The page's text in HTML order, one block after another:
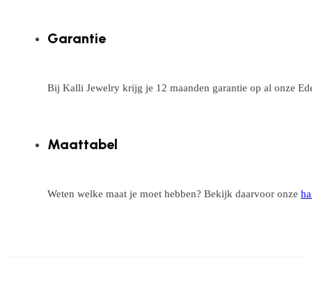
Garantie
Bij Kalli Jewelry krijg je 12 maanden garantie op al onze
Maattabel
Weten welke maat je moet hebben? Bekijk daarvoor onze